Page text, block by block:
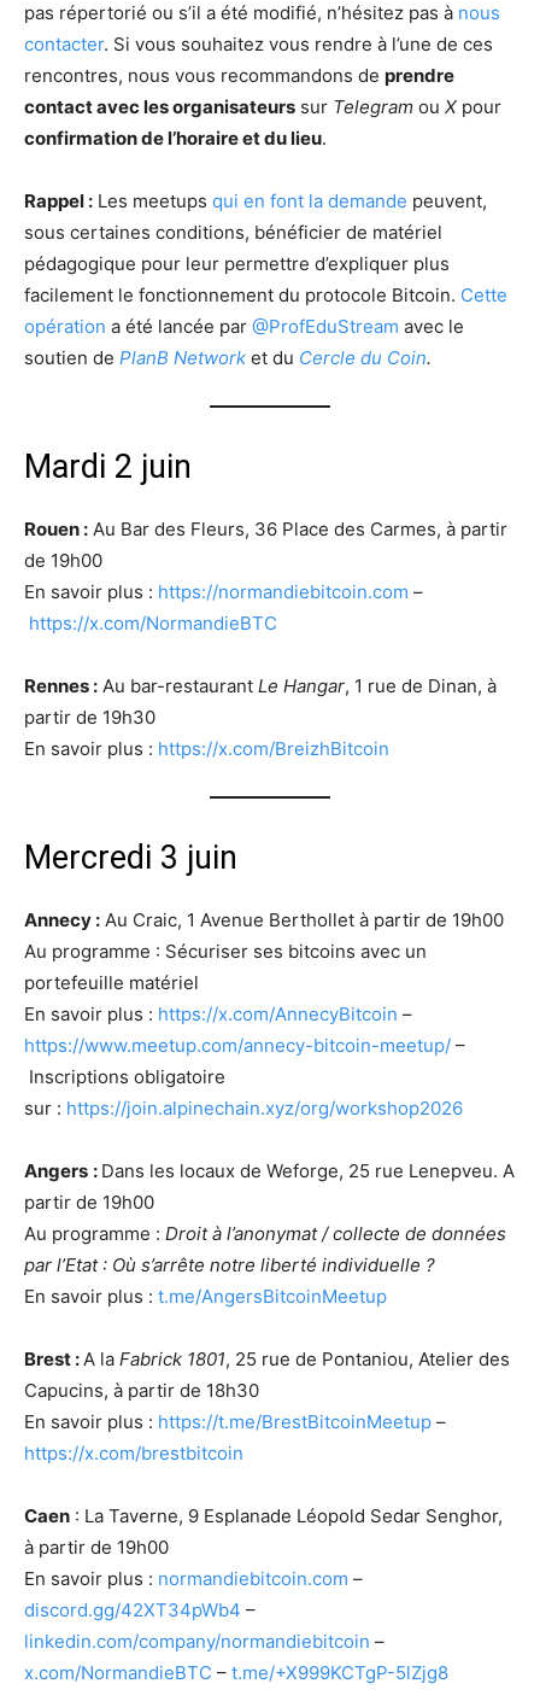
pas répertorié ou s’il a été modifié, n’hésitez pas à nous
contacter. Si vous souhaitez vous rendre à l’une de ces
rencontres, nous vous recommandons de prendre
contact avec les organisateurs sur Telegram ou X pour
confirmation de l’horaire et du lieu.
Rappel : Les meetups qui en font la demande peuvent,
sous certaines conditions, bénéficier de matériel
pédagogique pour leur permettre d’expliquer plus
facilement le fonctionnement du protocole Bitcoin. Cette
opération a été lancée par @ProfEduStream avec le
soutien de PlanB Network et du Cercle du Coin.
Mardi 2 juin
Rouen : Au Bar des Fleurs, 36 Place des Carmes, à partir
de 19h00
En savoir plus : https://normandiebitcoin.com –
https://x.com/NormandieBTC
Rennes : Au bar-restaurant Le Hangar, 1 rue de Dinan, à
partir de 19h30
En savoir plus : https://x.com/BreizhBitcoin
Mercredi 3 juin
Annecy : Au Craic, 1 Avenue Berthollet à partir de 19h00
Au programme : Sécuriser ses bitcoins avec un
portefeuille matériel
En savoir plus : https://x.com/AnnecyBitcoin –
https://www.meetup.com/annecy-bitcoin-meetup/ –
Inscriptions obligatoire
sur : https://join.alpinechain.xyz/org/workshop2026
Angers : Dans les locaux de Weforge, 25 rue Lenepveu. A
partir de 19h00
Au programme : Droit à l’anonymat / collecte de données
par l’Etat : Où s’arrête notre liberté individuelle ?
En savoir plus : t.me/AngersBitcoinMeetup
Brest :A la Fabrick 1801, 25 rue de Pontaniou, Atelier des
Capucins, à partir de 18h30
En savoir plus : https://t.me/BrestBitcoinMeetup –
https://x.com/brestbitcoin
Caen : La Taverne, 9 Esplanade Léopold Sedar Senghor,
à partir de 19h00
En savoir plus : normandiebitcoin.com –
discord.gg/42XT34pWb4 –
linkedin.com/company/normandiebitcoin –
x.com/NormandieBTC – t.me/+X999KCTgP-5lZjg8